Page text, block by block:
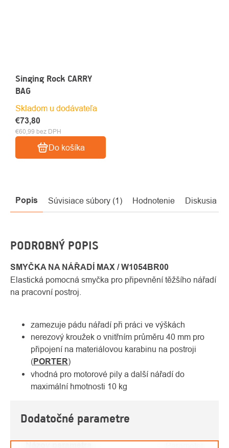
Singing Rock CARRY
BAG
Skladom u dodávateľa
€60,99 bez DPH
€73,80
Do košíka
Popis Súvisiace súbory (1) Hodnotenie Diskusia
PODROBNÝ POPIS
SMYČKA NA NÁŘADÍ MAX / W1054BR00
Elastická pomocná smyčka pro připevnění těžšího nářadí
na pracovní postroj.
zamezuje pádu nářadí při práci ve výškách
nerezový kroužek o vnitřním průměru 40 mm pro
připojení na materiálovou karabinu na postroji
(PORTER)
vhodná pro motorové pily a další nářadí do
maximální hmotnosti 10 kg
Dodatočné parametre